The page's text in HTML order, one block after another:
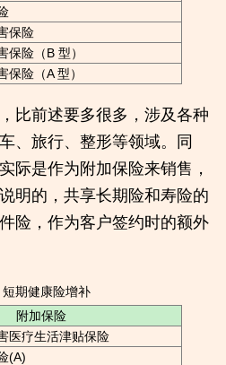
保险
保险（B 型）
保险（A 型）
比前述要多很多，涉及各种
、旅行、整形等领域。同
际是作为附加保险来销售，
明的，共享长期险和寿险的
险，作为客户签约时的额外
期健康险增补
附加保险
医疗生活津贴保险
(A)